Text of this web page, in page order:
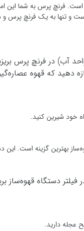
فرنچ پرس به شما این
تنها به یک فرنچ پرس و
خود شیرین کنید.
بهترین گزینه است. این
عجله دارید.